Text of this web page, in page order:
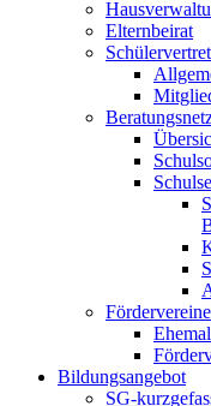
Elternbeirat
Fördervereine
Bildungsangebot
SG-